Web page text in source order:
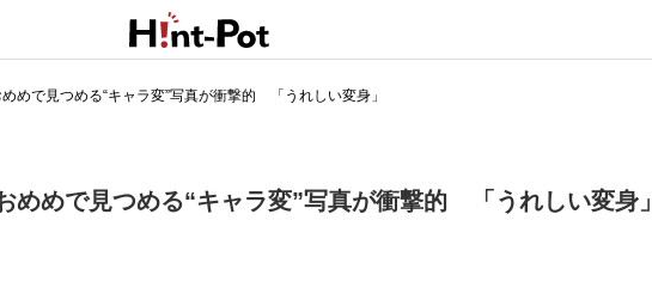
で見つめる“キャラ変”写真が衝撃的 「うれしい変身」
めで見つめる“キャラ変”写真が衝撃的 「うれしい変身」